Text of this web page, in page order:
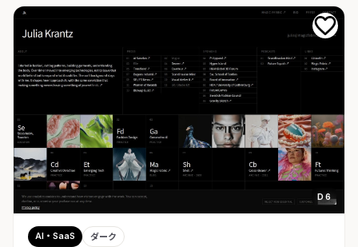
D 6
AI・SaaS ダーク